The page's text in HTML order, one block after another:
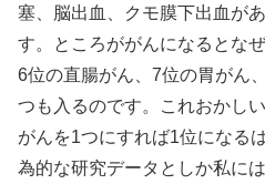
塞、脳出血、クモ膜下出血が
す。ところががんになるとな
6位の直腸がん、7位の胃がん
つも入るのです。これおかし
がんを1つにすれば1位になる
為的な研究データとしか私に